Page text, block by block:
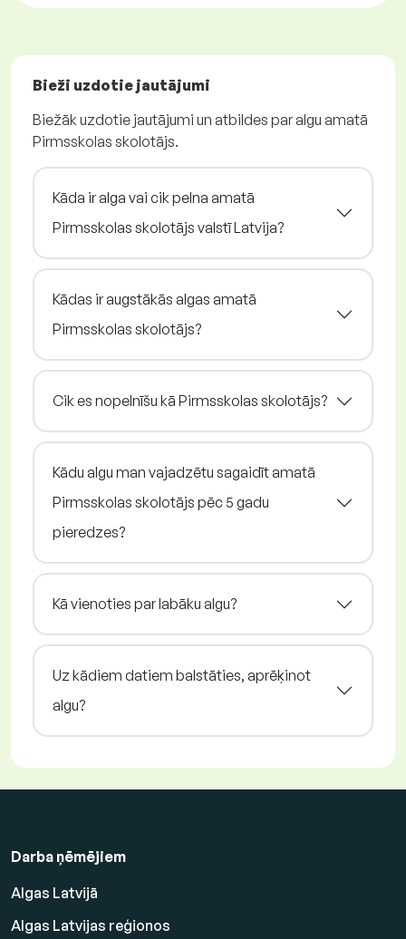
Bieži uzdotie jautājumi
Biežāk uzdotie jautājumi un atbildes par algu amatā
Pirmsskolas skolotājs.
Kāda ir alga vai cik pelna amatā
Pirmsskolas skolotājs valstī Latvija?
Kādas ir augstākās algas amatā
Pirmsskolas skolotājs?
Cik es nopelnīšu kā Pirmsskolas skolotājs?
Kādu algu man vajadzētu sagaidīt amatā
Pirmsskolas skolotājs pēc 5 gadu
pieredzes?
Kā vienoties par labāku algu?
Uz kādiem datiem balstāties, aprēķinot
algu?
Darba ņēmējiem
Algas Latvijā
Algas Latvijas reģionos